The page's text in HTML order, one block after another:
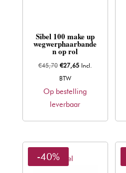
Sibel 100 make up
wegwerphaarbande
n op rol
€45,70 Oorspronkelijke
prijs
was:
€45,70.
€27,65Huidige
is:
€27,65.
Incl.
BTW
Op bestelling
leverbaar
Sibel
-40%